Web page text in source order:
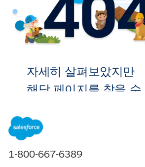
자세히 살펴보았지만
해당 페이지를 찾을 수
1-800-667-6389